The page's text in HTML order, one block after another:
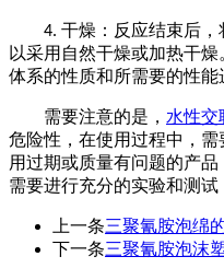
4. 干燥：反应结束后
以采用自然干燥或加热干
体系的性质和所需要的性能
需要注意的是， 水性交
危险性 ， 在使用过程中，
用过期或质量有问题的产
需要进行充分的实验和测试
上一条三聚氰胺泡绵
下一条三聚氰胺泡沫